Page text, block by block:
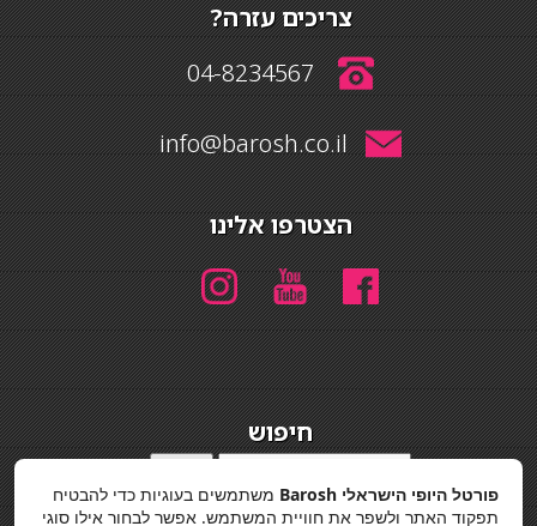
צריכים עזרה?
04-8234567
info@barosh.co.il
הצטרפו אלינו
חיפוש
מדיניות פרטיות
פורטל היופי הישראלי Barosh
משתמשים בעוגיות כדי להבטיח
תפקוד האתר ולשפר את חוויית המשתמש. אפשר לבחור אילו סוגי